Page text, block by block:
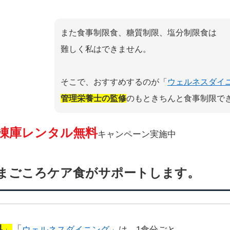
また食事制限食、糖質制限、塩分制限食は
難しく私はできません。
そこで、おすすめするのが「 ウェルネスダイ
管理栄養士の監修のもときちんと食事制限で
庫レンタル無料キャンペーン実施中
ごころケア食がサポートします。